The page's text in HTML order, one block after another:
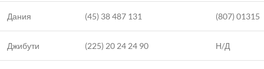
Дания (45) 38 487 131 (807) 01315
Джибути (225) 20 24 24 90 Н/Д